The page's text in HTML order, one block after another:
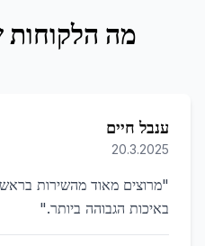
מה הלקוחות
ענבל חיים
20.3.2025
"
באיכות הגבוהה ביותר."